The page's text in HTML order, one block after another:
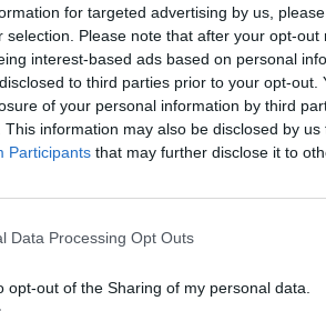
for targeted advertising by us,
selection. Please note that after your opt-
interest-based ads based on personal
to third parties prior to your opt-
of your personal information by third
This information may also be disclosed by
Participants that may further disclose it to
Data Processing Opt Outs
opt-out of the Sharing of my personal data.
módját annak, hogy
által említett
én természetesen
jelen pillanatban
Turcan munkaügyi miniszter is,
fogok válaszolni. Akarja